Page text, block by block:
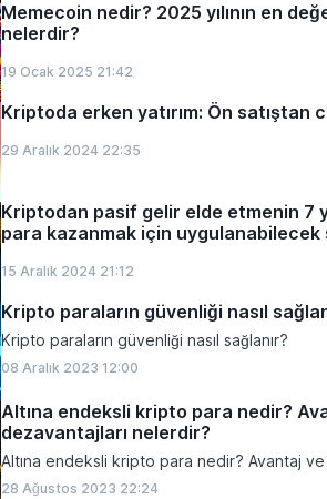
Memecoin nedir? 2025 yılının en
nelerdir?
19 Ocak 2025 21:42
Kriptoda erken yatırım: Ön satıştan
29 Aralık 2024 22:35
Kriptodan pasif gelir elde etmenin 7
para kazanmak için
15 Aralık 2024 21:12
Kripto paraların güvenliği nasıl
Kripto paraların güvenliği nasıl sağlanır?
08 Aralık 2023 12:00
Altına endeksli kripto para nedir?
dezavantajları nelerdir?
Altına endeksli kripto para nedir? Avantaj
28 Ağustos 2023 22:24